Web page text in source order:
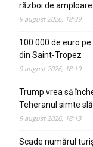
război de amploare
9 august 2026, 18:39
100.000 de euro
din Saint-Tropez
9 august 2026, 18:19
Trump vrea să
Teheranul simte
9 august 2026, 18:13
Scade numărul